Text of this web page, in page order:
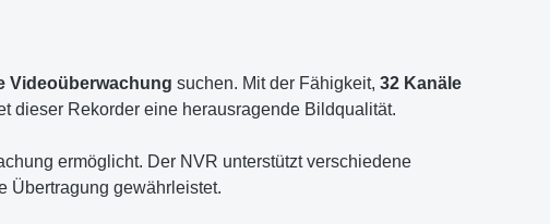
Videoüberwachung suchen. Mit der Fähigkeit, 32 Kanäle
dieser Rekorder eine herausragende Bildqualität.
ermöglicht. Der NVR unterstützt verschiedene
Übertragung gewährleistet.